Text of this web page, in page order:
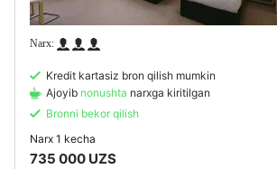
Kredit kartasiz bron qilish mumkin
Ajoyib nonushta narxga kiritilgan
Bronni bekor qilish
Narx 1 kecha
735 000 UZS